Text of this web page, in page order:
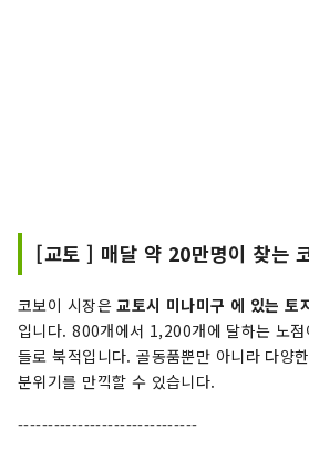
[교토 ] 매달 약 20만명이 찾는
코보이 시장은교토시 미나미구 에 있는 토
입니다. 800개에서 1,200개에 달하는 노
들로 북적입니다. 골동품뿐만 아니라 다양
분위기를 만끽할 수 있습니다.
------------------------------